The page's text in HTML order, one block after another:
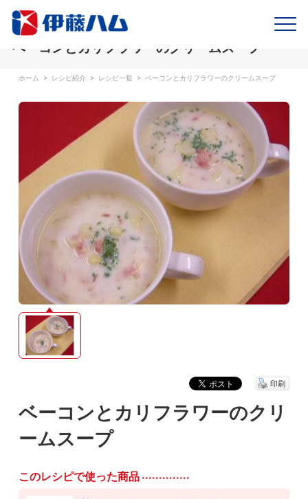
ベーコンとカリフラワーのクリームスープ
ホーム > レシピ紹介 > レシピ一覧 > ベーコンとカリフラワーのクリームスープ
ベーコンとカリフラワーのクリ
ームスープ
印刷
このレシピで使った商品